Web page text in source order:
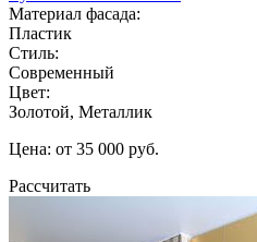
Материал фасада:
Пластик
Стиль:
Современный
Цвет:
Золотой, Металлик
Цена: от 35 000 руб.
Рассчитать